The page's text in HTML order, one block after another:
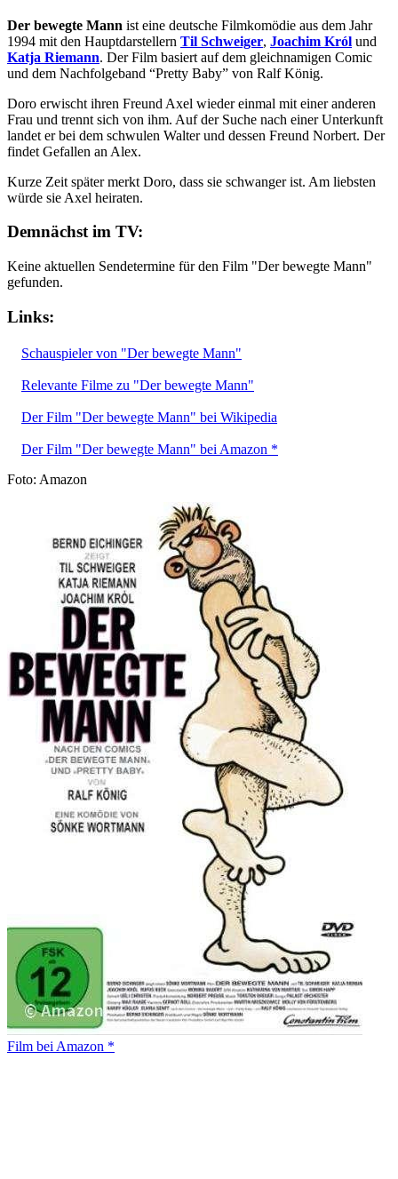
Der bewegte Mann ist eine deutsche Filmkomödie aus dem Jahr
1994 mit den Hauptdarstellern Til Schweiger, Joachim Król und
Katja Riemann. Der Film basiert auf dem gleichnamigen Comic
und dem Nachfolgeband “Pretty Baby” von Ralf König.
Doro erwischt ihren Freund Axel wieder einmal mit einer anderen
Frau und trennt sich von ihm. Auf der Suche nach einer Unterkunft
landet er bei dem schwulen Walter und dessen Freund Norbert. Der
findet Gefallen an Alex.
Kurze Zeit später merkt Doro, dass sie schwanger ist. Am liebsten
würde sie Axel heiraten.
Demnächst im TV:
Keine aktuellen Sendetermine für den Film "Der bewegte Mann"
gefunden.
Links:
Schauspieler von "Der bewegte Mann"
Relevante Filme zu "Der bewegte Mann"
Der Film "Der bewegte Mann" bei Wikipedia
Der Film "Der bewegte Mann" bei Amazon *
Foto: Amazon
Film bei Amazon *